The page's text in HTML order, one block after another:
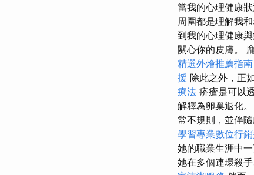
當我的心理健康
周圍都是理解我
到我的心理健康
關心你的皮膚。
精選外燴推薦指南
援 除此之外，正
療法 疥瘡是可以
解釋為卵巢退化。
常不規則，並伴
學習專業數位行
她的職業生涯中
她在多個連環殺